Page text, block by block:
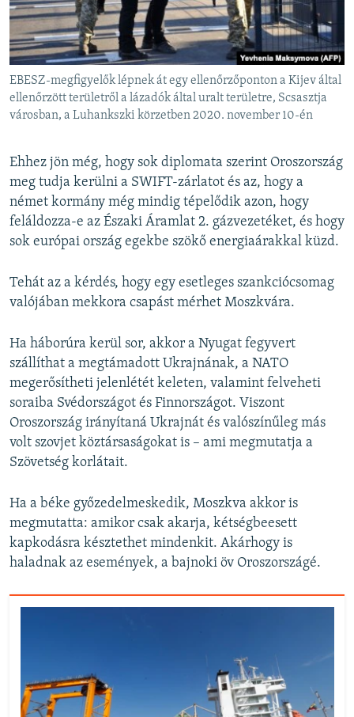
EBESZ-megfigyelők lépnek át egy ellenőrzőponton a Kijev által
ellenőrzött területről a lázadók által uralt területre, Scsasztja
városban, a Luhankszki körzetben 2020. november 10-én
Ehhez jön még, hogy sok diplomata szerint Oroszország
meg tudja kerülni a SWIFT-zárlatot és az, hogy a
német kormány még mindig tépelődik azon, hogy
feláldozza-e az Északi Áramlat 2. gázvezetéket, és hogy
sok európai ország egekbe szökő energiaárakkal küzd.
Tehát az a kérdés, hogy egy esetleges szankciócsomag
valójában mekkora csapást mérhet Moszkvára.
Ha háborúra kerül sor, akkor a Nyugat fegyvert
szállíthat a megtámadott Ukrajnának, a NATO
megerősítheti jelenlétét keleten, valamint felveheti
soraiba Svédországot és Finnországot. Viszont
Oroszország irányítaná Ukrajnát és valószínűleg más
volt szovjet köztársaságokat is – ami megmutatja a
Szövetség korlátait.
Ha a béke győzedelmeskedik, Moszkva akkor is
megmutatta: amikor csak akarja, kétségbeesett
kapkodásra késztethet mindenkit. Akárhogy is
haladnak az események, a bajnoki öv Oroszországé.